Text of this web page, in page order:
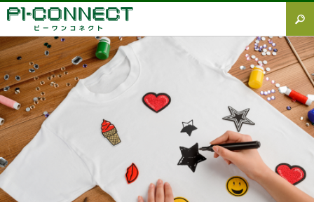
すべて
Tシャツ図鑑
オリジナルTシャツ
オリジナルウェア
ブランド徹底解説
加工方法徹底解説